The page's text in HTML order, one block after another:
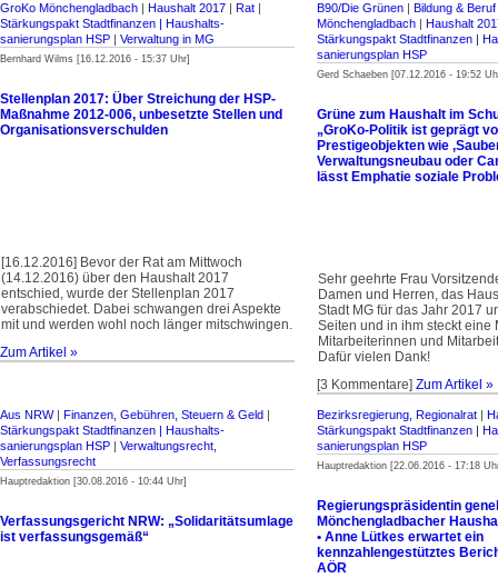
GroKo Mönchengladbach | Haushalt 2017 | Rat |
Stärkungspakt Stadt­finanzen | Haus­halts­
sanierungsplan HSP | Verwaltung in MG
Bernhard Wilms [16.12.2016 - 15:37 Uhr]
Stellenplan 2017: Über Streichung der HSP-
Maßnahme 2012-006, unbesetzte Stellen und
Organisationsverschulden
[16.12.2016] Bevor der Rat am Mittwoch
(14.12.2016) über den Haushalt 2017
entschied, wurde der Stellenplan 2017
verabschiedet. Dabei schwangen drei Aspekte
mit und werden wohl noch länger mitschwingen.
Zum Artikel »
B90/Die Grünen | Bildung & Beruf
Mönchengladbach | Haushalt
Stärkungspakt Stadt­finanzen |
sanierungsplan HSP
Gerd Schaeben [07.12.2016 - 19:52
Grüne zum Haushalt im
„GroKo-Politik ist geprägt
Prestigeobjekten wie
Verwaltungsneubau oder
lässt Emphatie soziale
Sehr geehrte Frau
Damen und Herren, das
Stadt MG für das Jahr 2017
Seiten und in ihm steckt eine
Mitarbeiterinnen und
Dafür vielen Dank!
[3 Kommentare] Zum Artikel »
Aus NRW| Finanzen, Gebühren, Steuern & Geld |
Stärkungspakt Stadt­finanzen | Haus­halts­
sanierungsplan HSP | Verwaltungsrecht,
Verfassungsrecht
Hauptredaktion [30.08.2016 - 10:44 Uhr]
Verfassungsgericht NRW: „Solidaritätsumlage
ist verfassungsgemäß“
Bezirksregierung, Regionalrat |
Stärkungspakt Stadt­finanzen |
sanierungsplan HSP
Hauptredaktion [22.06.2016 - 17:18
Regierungspräsidentin
Mönchengladbacher
• Anne Lütkes erwartet ein
kennzahlengestütztes
AÖR